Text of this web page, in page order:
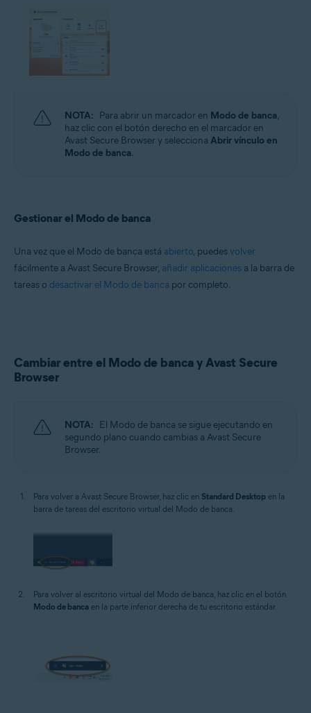
NOTA: Para abrir un marcador en Modo de banca,
haz clic con el botón derecho en el marcador en
Avast Secure Browser y selecciona Abrir vínculo en
Modo de banca.
Gestionar el Modo de banca
Una vez que el Modo de banca está abierto, puedesvolver
fácilmente a Avast Secure Browser, añadir aplicaciones a la barra de
tareas o desactivar el Modo de banca por completo.
Cambiar entre el Modo de banca y Avast Secure
Browser
NOTA: El Modo de banca se sigue ejecutando en
segundo plano cuando cambias a Avast Secure
Browser.
Para volver a Avast Secure Browser, haz clic en Standard Desktop en la
barra de tareas del escritorio virtual del Modo de banca.
Para volver al escritorio virtual del Modo de banca, haz clic en el botón
Modo de banca en la parte inferior derecha de tu escritorio estándar.